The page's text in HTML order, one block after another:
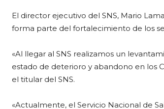
El director ejecutivo del SNS, Mario
forma parte del fortalecimiento de los
«Al llegar al SNS realizamos un
estado de deterioro y abandono en los
el titular del SNS.
«Actualmente, el Servicio Nacional de